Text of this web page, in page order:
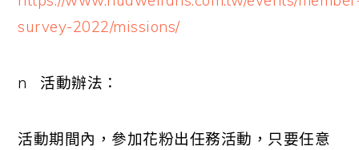
survey-2022/missions/
n 活動辦法：
活動期間內，參加花粉出任務活動，只要任意